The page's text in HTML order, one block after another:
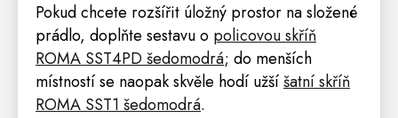
Pokud chcete rozšířit úložný prostor na složené
prádlo, doplňte sestavu o policovou skříň
ROMA SST4PD šedomodrá; do menších
místností se naopak skvěle hodí užšíšatní skříň
ROMA SST1 šedomodrá.